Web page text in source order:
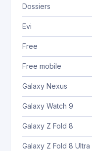
Dossiers
Evi
Free
Free mobile
Galaxy Nexus
Galaxy Watch 9
Galaxy Z Fold 8
Galaxy Z Fold 8 Ultra